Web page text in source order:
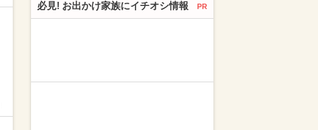
必見! お出かけ家族にイチオシ情報 PR